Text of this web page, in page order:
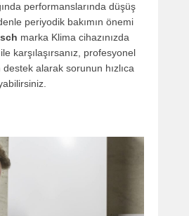
performanslarında düşüş
periyodik bakımın önemi
marka Klima cihazınızda
karşılaşırsanız, profesyonel
alarak sorunun hızlıca